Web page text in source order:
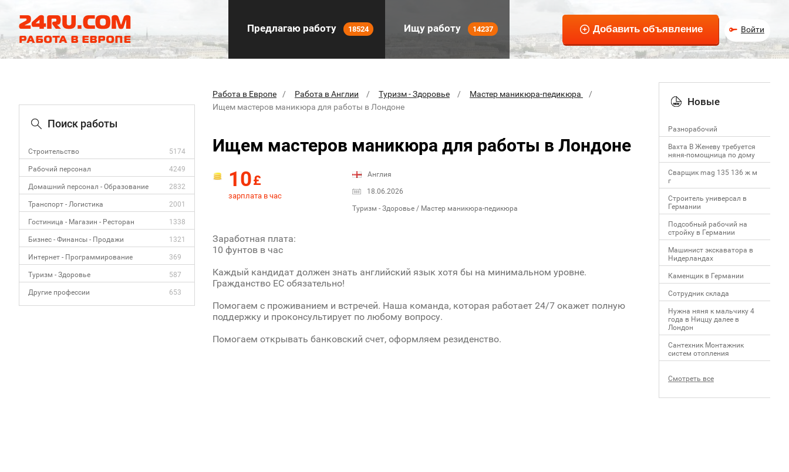
Предлагаю работу 18524 Ищу работу 14237 Войти
Поиск работы
Строительство 5174
Рабочий персонал 4249
Домашний персонал - Образование 2832
Транспорт - Логистика 2001
Гостиница - Магазин - Ресторан 1338
Бизнес - Финансы - Продажи 1321
Интернет - Программирование 369
Туризм - Здоровье 587
Другие профессии 653
Работа в Европе Работа в Англии Туризм - Здоровье
Мастер маникюра-педикюра
Ищем мастеров маникюра для работы в Лондоне
Ищем мастеров маникюра для работы в Лондоне
10£
зарплата в час
Англия
18.06.2026
Туризм - Здоровье / Мастер маникюра-педикюра
Заработная плата:
10 фунтов в час
Каждый кандидат должен знать английский язык хотя бы на минимальном уровне.
Гражданство ЕС обязательно!
Помогаем с проживанием и встречей. Наша команда, которая работает 24/7 окажет полную
поддержку и проконсультирует по любому вопросу.
Помогаем открывать банковский счет, оформляем резиденство.
Новые
Разнорабочий
Вахта В Женеву требуется
няня-помощница по дому
Сварщик mag 135 136 ж м
г
Строитель универсал в
Германии
Подсобный рабочий на
стройку в Германии
Машинист экскаватора в
Нидерландах
Каменщик в Германии
Сотрудник склада
Нужна няня к мальчику 4
года в Ниццу далее в
Лондон
Сантехник Монтажник
систем отопления
Смотреть все